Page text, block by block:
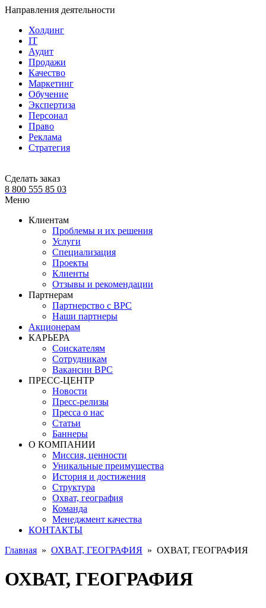
Направления деятельности
Холдинг
IT
Аудит
Продажи
Качество
Маркетинг
Обучение
Экспертиза
Персонал
Право
Реклама
Стратегия
Сделать заказ
8 800 555 85 03
Меню
Клиентам
Проблемы и их решения
Услуги
Специализация
Проекты
Клиенты
Отзывы и рекомендации
Партнерам
Партнерство с BPC
Наши партнеры
Акционерам
КАРЬЕРА
Соискателям
Сотрудникам
Вакансии BPC
ПРЕСС-ЦЕНТР
Новости
Пресс-релизы
Пресса о нас
Статьи
Баннеры
О КОМПАНИИ
Миссия, ценности
Уникальные преимущества
История и достижения
Структура
Охват, география
Команда
Менеджмент качества
КОНТАКТЫ
Главная » ОХВАТ, ГЕОГРАФИЯ » ОХВАТ, ГЕОГРАФИЯ
ОХВАТ, ГЕОГРАФИЯ